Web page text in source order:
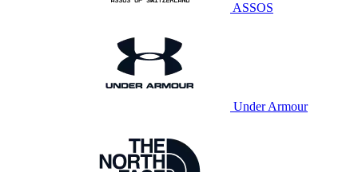
ASSOS
Under Armour